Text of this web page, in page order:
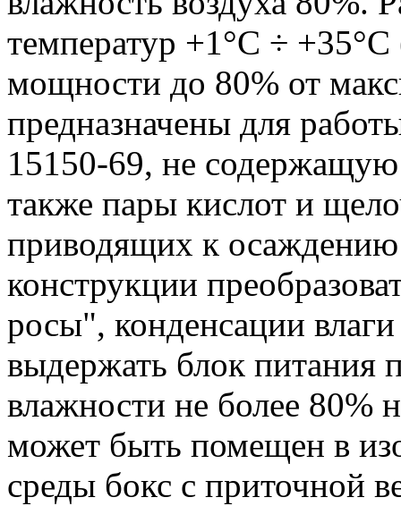
температур +1°С ÷
мощности до 80% от
предназначены для
15150-69, не
также пары кислот и
приводящих к осаждению
конструкции
росы", конденсации
выдержать блок питания
влажности не более 80%
может быть помещен в
среды бокс с приточной